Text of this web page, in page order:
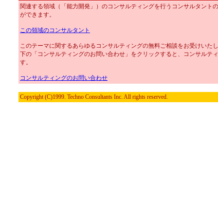
関連する領域（「能力開発」）のコンサルティングを行うコンサルタント
ができます。
この領域のコンサルタント
このテーマに関するあらゆるコンサルティングの無料ご相談をお受けいた
下の「コンサルティングのお問い合わせ」をクリックすると、コンサルテ
す。
コンサルティングのお問い合わせ
Copyright (C)1999. Techno Consultants Inc. All rights reserved.